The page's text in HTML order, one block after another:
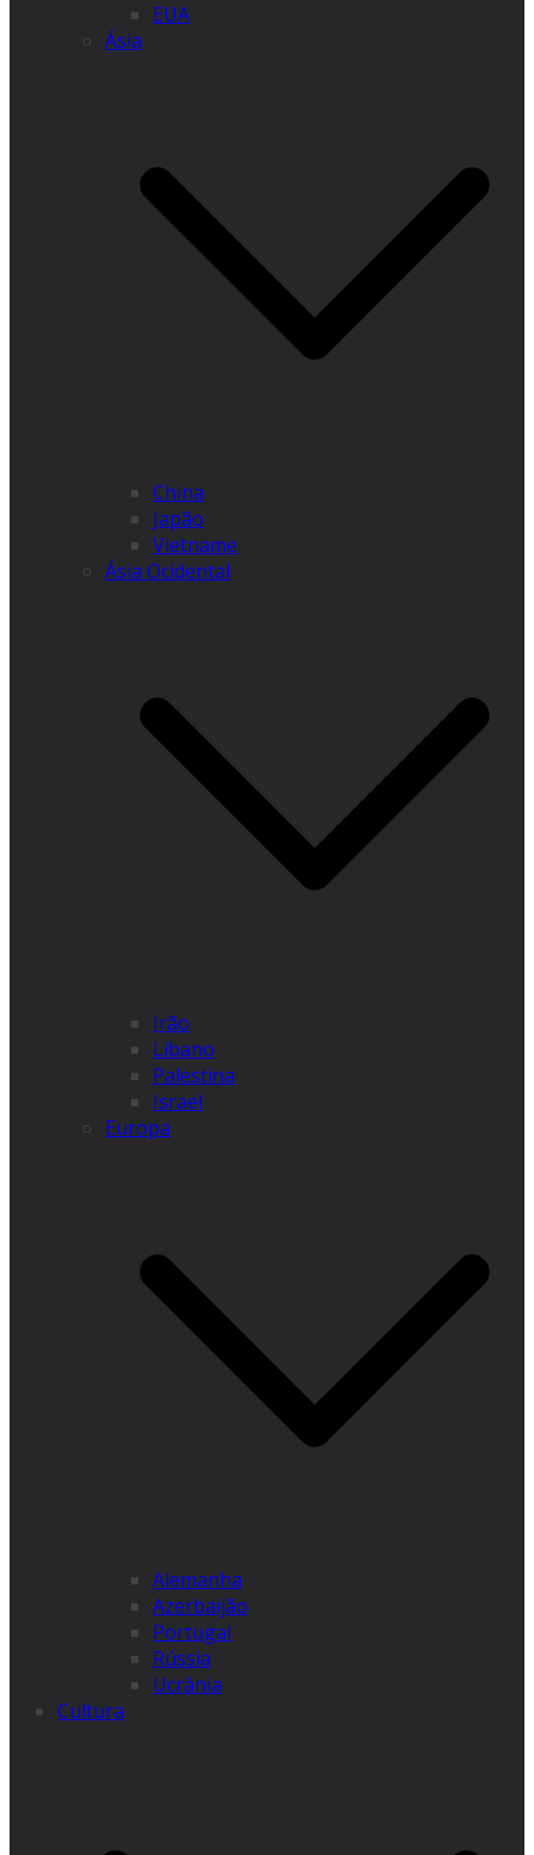
EUA
Ásia
China
Japão
Vietname
Ásia Ocidental
Irão
Líbano
Palestina
Israel
Europa
Alemanha
Azerbaijão
Portugal
Rússia
Ucrânia
Cultura